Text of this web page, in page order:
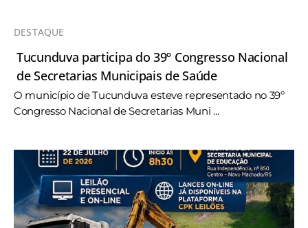
DESTAQUE
Tucunduva participa do 39º Congresso Nacional
de Secretarias Municipais de Saúde
O município de Tucunduva esteve representado no 39º
Congresso Nacional de Secretarias Muni ...